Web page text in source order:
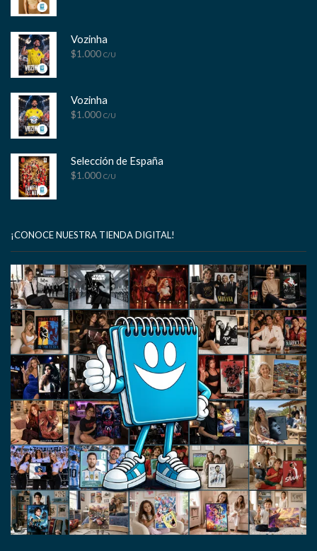
Vozinha
$1.000 C/U
Vozinha
$1.000 C/U
Selección de España
$1.000 C/U
¡CONOCE NUESTRA TIENDA DIGITAL!